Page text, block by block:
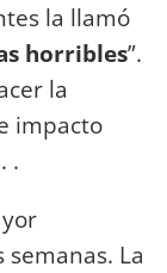
la llamó
horribles”.
la
impacto
.
La